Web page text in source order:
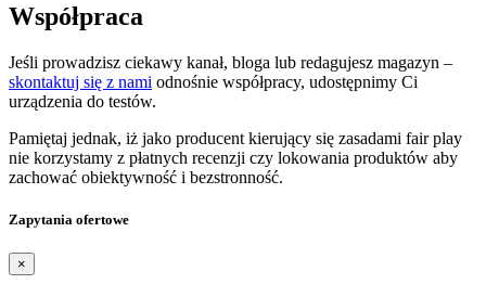
Współpraca
Jeśli prowadzisz ciekawy kanał, bloga lub redagujesz magazyn –
skontaktuj się z nami odnośnie współpracy, udostępnimy Ci
urządzenia do testów.
Pamiętaj jednak, iż jako producent kierujący się zasadami fair play
nie korzystamy z płatnych recenzji czy lokowania produktów aby
zachować obiektywność i bezstronność.
Zapytania ofertowe
×